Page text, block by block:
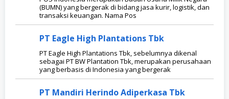
(BUMN) yang bergerak di bidang jasa kurir, logistik, dan
transaksi keuangan. Nama Pos
PT Eagle High Plantations Tbk
PT Eagle High Plantations Tbk, sebelumnya dikenal
sebagai PT BW Plantation Tbk, merupakan perusahaan
yang berbasis di Indonesia yang bergerak
PT Mandiri Herindo Adiperkasa Tbk